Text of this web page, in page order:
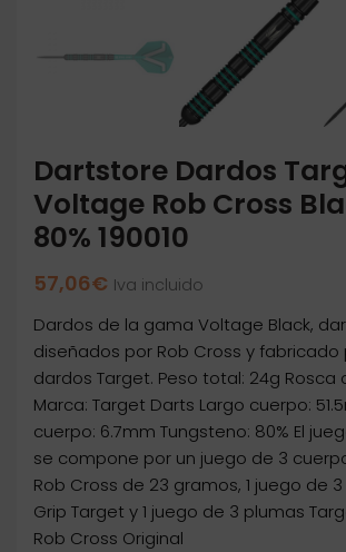
Dartstore Dardos
Voltage Rob Cross
80% 190010
57,06€ Iva incluido
Dardos de la gama Voltage Black,
diseñados por Rob Cross y fabricado
dardos Target. Peso total: 24g Rosca
Marca: Target Darts Largo cuerpo:
cuerpo: 6.7mm Tungsteno: 80% El
se compone por un juego de 3
Rob Cross de 23 gramos, 1 juego de
Grip Target y 1 juego de 3 plumas
Rob Cross Original